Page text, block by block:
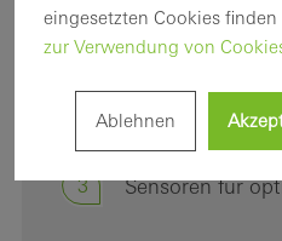
1
3 Sensoren für
eingesetzten Cookies finden
zur Verwendung von
Ablehnen